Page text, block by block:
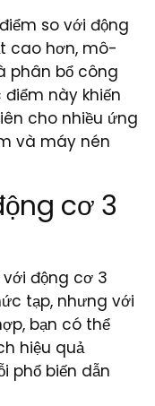
so với động
cao hơn, mô-
phân bổ công
này khiến
cho nhiều ứng
và máy nén
cơ 3
động cơ 3
tạp, nhưng với
bạn có thể
hiệu quả
phổ biến dẫn